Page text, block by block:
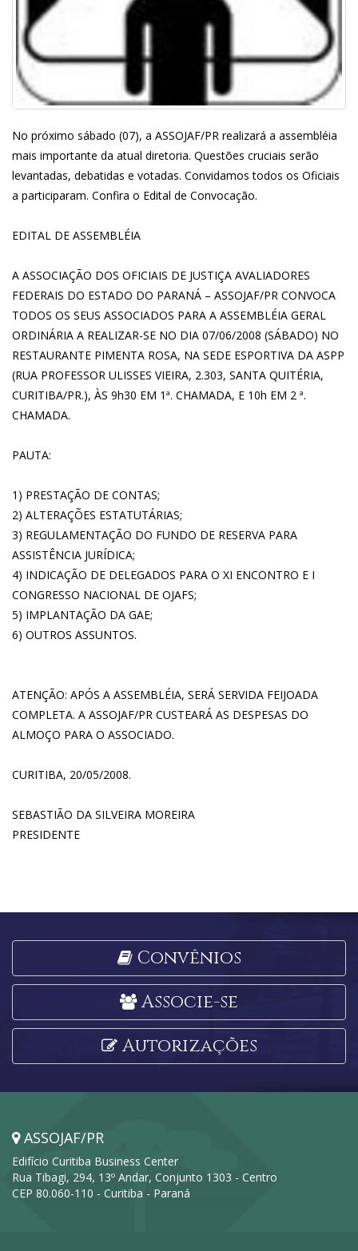
No próximo sábado (07), a ASSOJAF/PR realizará a assembléia
mais importante da atual diretoria. Questões cruciais serão
levantadas, debatidas e votadas. Convidamos todos os Oficiais
a participaram. Confira o Edital de Convocação.
EDITAL DE ASSEMBLÉIA
A ASSOCIAÇÃO DOS OFICIAIS DE JUSTIÇA AVALIADORES
FEDERAIS DO ESTADO DO PARANÁ – ASSOJAF/PR CONVOCA
TODOS OS SEUS ASSOCIADOS PARA A ASSEMBLÉIA GERAL
ORDINÁRIA A REALIZAR-SE NO DIA 07/06/2008 (SÁBADO) NO
RESTAURANTE PIMENTA ROSA, NA SEDE ESPORTIVA DA ASPP
(RUA PROFESSOR ULISSES VIEIRA, 2.303, SANTA QUITÉRIA,
CURITIBA/PR.), ÀS 9h30 EM 1ª. CHAMADA, E 10h EM 2 ª.
CHAMADA.
PAUTA:
1) PRESTAÇÃO DE CONTAS;
2) ALTERAÇÕES ESTATUTÁRIAS;
3) REGULAMENTAÇÃO DO FUNDO DE RESERVA PARA
ASSISTÊNCIA JURÍDICA;
4) INDICAÇÃO DE DELEGADOS PARA O XI ENCONTRO E I
CONGRESSO NACIONAL DE OJAFS;
5) IMPLANTAÇÃO DA GAE;
6) OUTROS ASSUNTOS.
ATENÇÃO: APÓS A ASSEMBLÉIA, SERÁ SERVIDA FEIJOADA
COMPLETA. A ASSOJAF/PR CUSTEARÁ AS DESPESAS DO
ALMOÇO PARA O ASSOCIADO.
CURITIBA, 20/05/2008.
SEBASTIÃO DA SILVEIRA MOREIRA
PRESIDENTE
Convênios
Associe-se
Autorizações
ASSOJAF/PR
Edifício Curitiba Business Center
Rua Tibagi, 294, 13º Andar, Conjunto 1303 - Centro
CEP 80.060-110 - Curitiba - Paraná